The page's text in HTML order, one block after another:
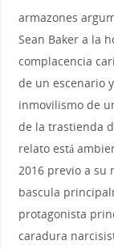
armazones
Sean Baker a la
complacencia
de un escenario
inmovilismo de
de la trastienda
relato está
2016 previo a su
bascula
protagonista
caradura